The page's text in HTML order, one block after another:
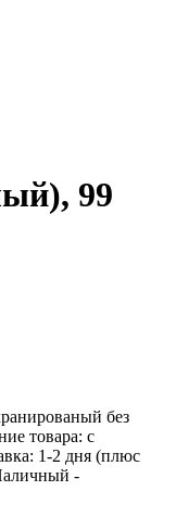
99
без
товара: с
1-2 дня (плюс
-